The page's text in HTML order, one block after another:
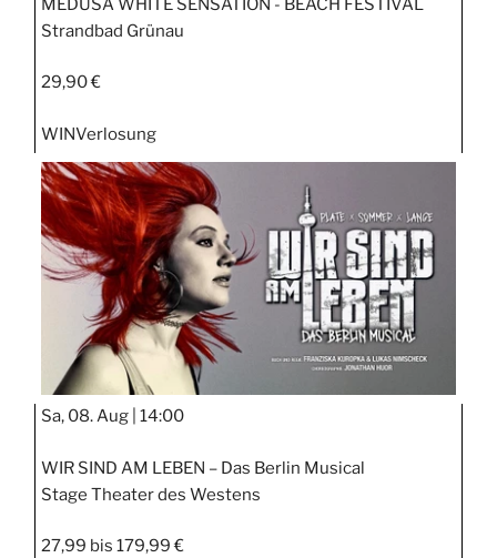
MEDUSA WHITE SENSATION - BEACH FESTIVAL
Strandbad Grünau
29,90 €
WINVerlosung
Sa, 08. Aug | 14:00
WIR SIND AM LEBEN – Das Berlin Musical
Stage Theater des Westens
27,99 bis 179,99 €